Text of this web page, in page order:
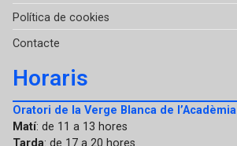
Política de cookies
Contacte
Horaris
Oratori de la Verge Blanca de l’Acadèmia
Matí: de 11 a 13 hores
Tarda: de 17 a 20 hores